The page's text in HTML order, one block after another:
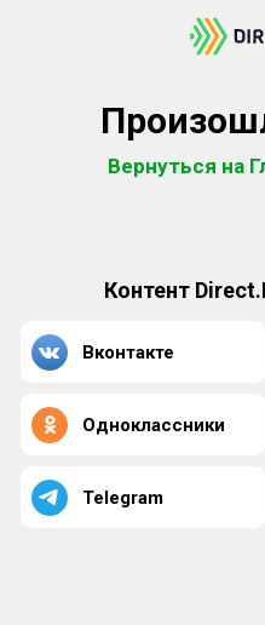
Вернуться на
Контент
Вконтакте
Одноклассники
Telegram